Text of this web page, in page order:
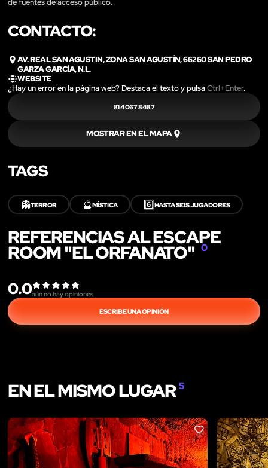
CONTACTO:
AV. REAL SAN AGUSTIN, ZONA SAN AGUSTÍN, 66260 SAN PEDRO
GARZA GARCÍA, N.L.
WEBSITE
¿Hay un error en la página web? Destaca el texto y pulsaCtrl+Enter.
81 4067 8487
MOSTRAR EN EL MAPA
TAGS
👻TERROR 🔮MÍSTICA 6️⃣HASTA SEIS JUGADORES
REFERENCIAS AL ESCAPE
ROOM "EL ORFANATO" 0
0.0aún no hay opiniones
ESCRIBE UNA OPINIÓN
EN EL MISMO LUGAR5
LIKE